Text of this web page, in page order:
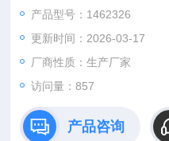
Complete Solutions for
Complete Solutions for T
产品型号：1462326
更新时间：2026-03-17
厂商性质：生产厂家
访问量：857
产品咨询